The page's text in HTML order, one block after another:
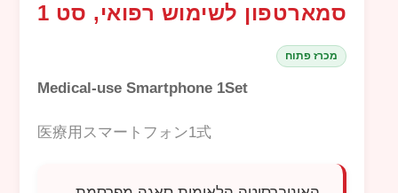
סמארטפון לשימוש רפואי, סט 1
מכרז פתוח
Medical-use Smartphone 1Set
医療用スマートフォン1式